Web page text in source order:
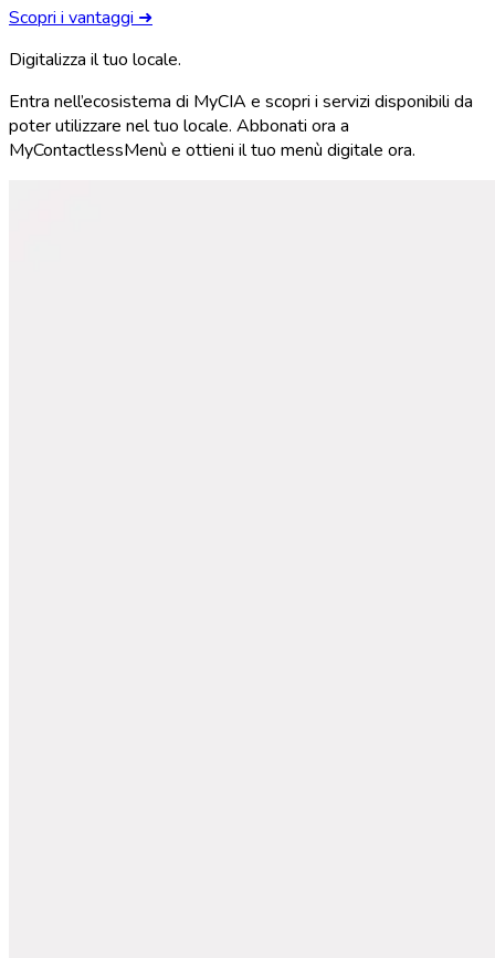
Scopri i vantaggi ➜
Digitalizza il tuo locale.
Entra nell’ecosistema di MyCIA e scopri i servizi disponibili da
poter utilizzare nel tuo locale. Abbonati ora a
MyContactlessMenù e ottieni il tuo menù digitale ora.